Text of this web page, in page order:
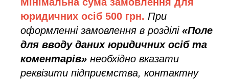
юридичних осіб 500 грн. При
оформленні замовлення в розділі «Поле
для вводу даних юридичних осіб та
коментарів» необхідно вказати
реквізити підприємства, контактну